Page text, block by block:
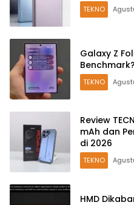
TEKNO
Galaxy Z
TEKNO
Review
mAh dan
di 2026
TEKNO
HMD